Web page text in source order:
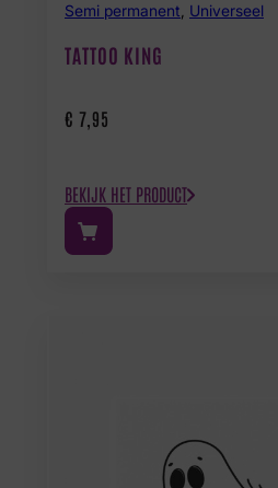
Semi permanent, Universeel
TATTOO KING
€ 7,95
BEKIJK HET PRODUCT